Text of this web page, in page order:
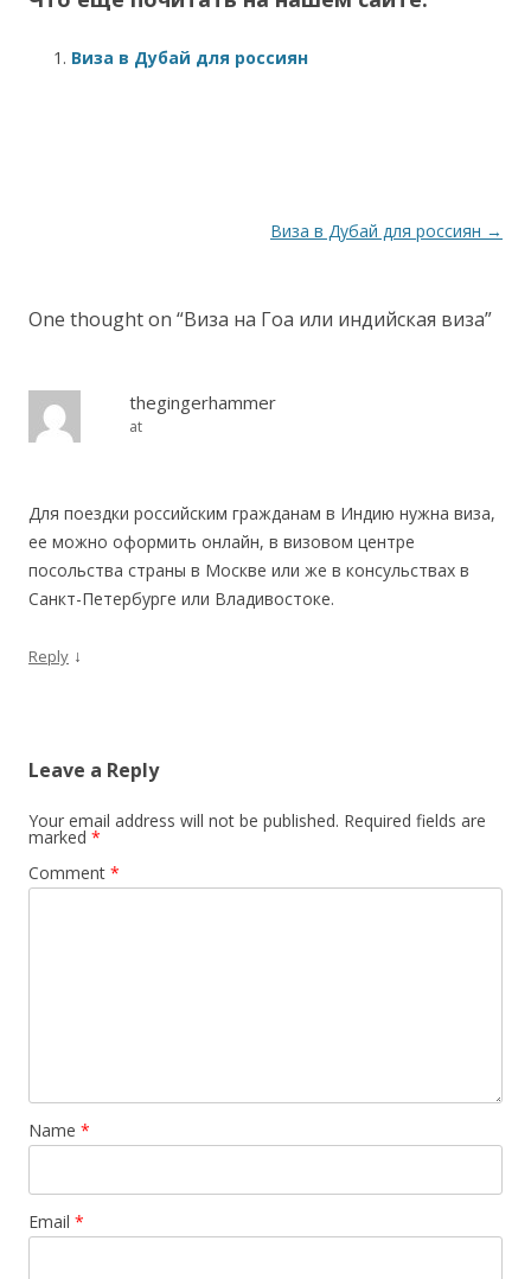
Виза в Дубай для россиян
Виза в Дубай для россиян →
One thought on “Виза на Гоа или индийская виза”
thegingerhammer
at
Для поездки российским гражданам в Индию нужна виза,
ее можно оформить онлайн, в визовом центре
посольства страны в Москве или же в консульствах в
Санкт-Петербурге или Владивостоке.
Reply ↓
Leave a Reply
Your email address will not be published. Required fields are
marked *
Comment *
Name *
Email *